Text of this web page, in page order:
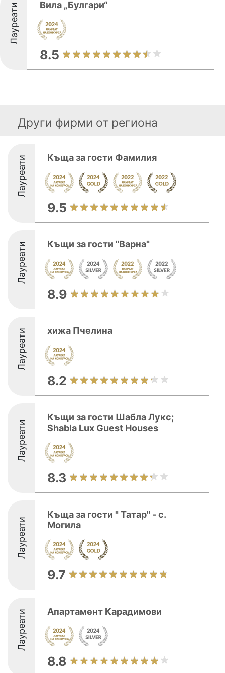
Лауреати Вила „Булгари“
8.5
Други фирми от региона
Лауреати Къща за гости Фамилия
9.5
Лауреати Къщи за гости "Варна"
8.9
Лауреати хижа Пчелина
8.2
Лауреати
Къщи за гости Шабла Лукс;
Shabla Lux Guest Houses
8.3
Лауреати
Къща за гости " Татар" - с.
Могила
9.7
Лауреати Апартамент Карадимови
8.8